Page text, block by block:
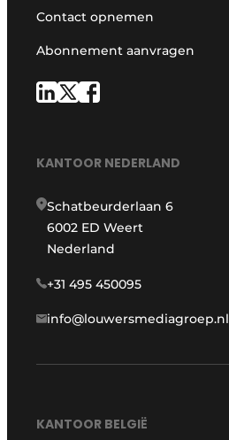
Contact opnemen
Abonnement aanvragen
KANTOOR NEDERLAND
Schatbeurderlaan 6
6002 ED Weert
Nederland
+31 495 450095
info@louwersmediagroep.nl
KANTOOR BELGIË